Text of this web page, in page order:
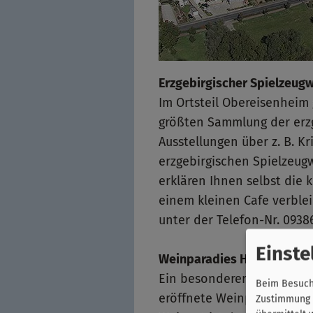
Erzgebirgischer
Im Ortsteil
größten Sammlung der
Ausstellungen über z. B.
erzgebirgischen
erklären Ihnen selbst die
einem kleinen Cafe
unter der Telefon-Nr.
Weinparadies Hirn in
Ein besonderer
eröffnete Weinparadies
Beim